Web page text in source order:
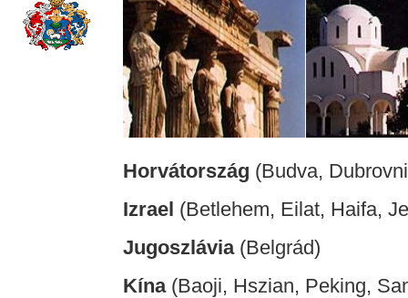
Horvátország (Budva,
Izrael (Betlehem, Eilat, Haifa,
Jugoszlávia(Belgrád)
Kína(Baoji, Hszian, Peking,